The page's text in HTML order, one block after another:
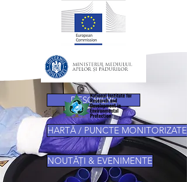
PAGINA PROIECTULUI
DESCRIERE
HARTĂ / PUNCTE MONITORIZATE
NOUTĂȚI & EVENIMENTE